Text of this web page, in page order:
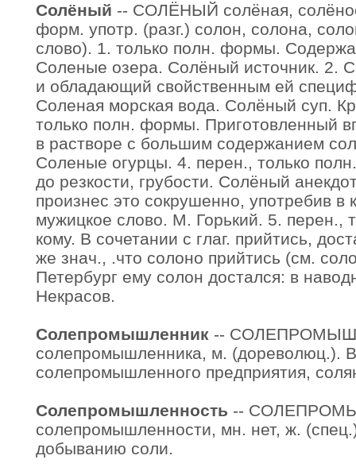
Солёный -- СОЛЁНЫЙ солёная,
форм. употр. (разг.) солон, солона,
слово). 1. только полн. формы.
Соленые озера. Солёный источник. 2.
и обладающий свойственным ей
Соленая морская вода. Солёный суп.
только полн. формы. Приготовленный
в растворе с большим содержанием
Соленые огурцы. 4. перен., только
до резкости, грубости. Солёный
произнес это сокрушенно, употребив
мужицкое слово. М. Горький. 5. перен.,
кому. В сочетании с глаг. прийтись,
же знач., .что солоно прийтись (см.
Петербург ему солон достался: в
Некрасов.
Солепромышленник --
солепромышленника, м. (дореволюц.).
солепромышленного предприятия,
Солепромышленность --
солепромышленности, мн. нет, ж.
добыванию соли.